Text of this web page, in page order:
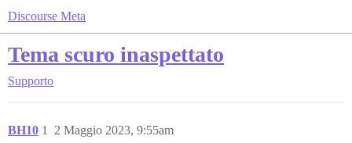
Discourse Meta
Tema scuro inaspettato
Supporto
BH10 2 Maggio 2023, 9:55am
1